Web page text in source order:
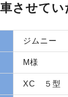
させてい
ジムニー
M様
XC ５型